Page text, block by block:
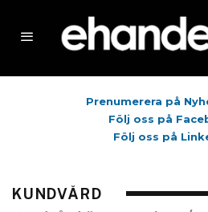
Prenumerera på
Följ oss på
Följ oss på
KUNDVÅRD